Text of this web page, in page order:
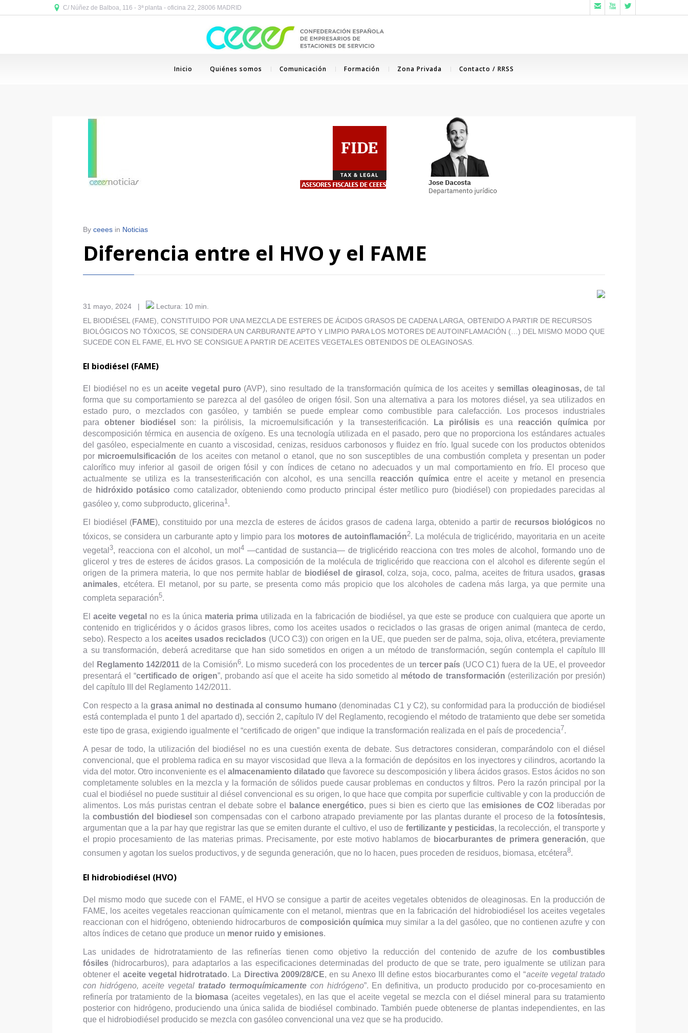
C/ Núñez de Balboa, 116 - 3ª planta - oficina 22, 28006 MADRID   
Inicio Quiénes somos Comunicación Formación Zona Privada Contacto / RRSS
By ceees in Noticias
Diferencia entre el HVO y el FAME
31 mayo, 2024 |
Lectura: 10 min.
EL BIODIÉSEL (FAME), CONSTITUIDO POR UNA MEZCLA DE ESTERES DE ÁCIDOS GRASOS DE CADENA LARGA, OBTENIDO A PARTIR DE RECURSOS
BIOLÓGICOS NO TÓXICOS, SE CONSIDERA UN CARBURANTE APTO Y LIMPIO PARA LOS MOTORES DE AUTOINFLAMACIÓN (…) DEL MISMO MODO QUE
SUCEDE CON EL FAME, EL HVO SE CONSIGUE A PARTIR DE ACEITES VEGETALES OBTENIDOS DE OLEAGINOSAS.
El biodiésel (FAME)
El biodiésel no es unaceite vegetal puro (AVP), sino resultado de la transformación química de los aceites y semillas oleaginosas,de tal
forma que su comportamiento se parezca al del gasóleo de origen fósil. Son una alternativa a para los motores diésel, ya sea utilizados en
estado puro, o mezclados con gasóleo, y también se puede emplear como combustible para calefacción. Los procesos industriales
paraobtener biodiésel son: la pirólisis, la microemulsificación y la transesterificación. La pirólisises una reacción químicapor
descomposición térmica en ausencia de oxígeno. Es una tecnología utilizada en el pasado, pero que no proporciona los estándares actuales
del gasóleo, especialmente en cuanto a viscosidad, cenizas, residuos carbonosos y fluidez en frío. Igual sucede con los productos obtenidos
por microemulsificación de los aceites con metanol o etanol, que no son susceptibles de una combustión completa y presentan un poder
calorífico muy inferior al gasoil de origen fósil y con índices de cetano no adecuados y un mal comportamiento en frío. El proceso que
actualmente se utiliza es la transesterificación con alcohol, es una sencilla reacción químicaentre el aceite y metanol en presencia
de
hidróxido potásico como catalizador, obteniendo como producto principal éster metílico puro (biodiésel) con propiedades parecidas al
gasóleo y, como subproducto, glicerina1.
El biodiésel (FAME), constituido por una mezcla de esteres de ácidos grasos de cadena larga, obtenido a partir de recursos biológicos no
tóxicos, se considera un carburante apto y limpio para los motores de autoinflamación2. La molécula de triglicérido, mayoritaria en un aceite
vegetal 3, reacciona con el alcohol, un mol 4—cantidad de sustancia— de triglicérido reacciona con tres moles de alcohol, formando uno de
glicerol y tres de esteres de ácidos grasos. La composición de la molécula de triglicérido que reacciona con el alcohol es diferente según el
origen de la primera materia, lo que nos permite hablar de biodiésel de girasol , colza, soja, coco, palma, aceites de fritura usados,grasas
animales, etcétera. El metanol, por su parte, se presenta como más propicio que los alcoholes de cadena más larga, ya que permite una
completa separación5.
Elaceite vegetal no es la única materia prima utilizada en la fabricación de biodiésel, ya que este se produce con cualquiera que aporte un
contenido en triglicéridos y o ácidos grasos libres, como los aceites usados o reciclados o las grasas de origen animal (manteca de cerdo,
sebo). Respecto a los aceites usados reciclados (UCO C3)) con origen en la UE, que pueden ser de palma, soja, oliva, etcétera, previamente
a su transformación, deberá acreditarse que han sido sometidos en origen a un método de transformación, según contempla el capítulo III
del
Reglamento 142/2011 de la Comisión6. Lo mismo sucederá con los procedentes de un tercer país (UCO C1) fuera de la UE, el proveedor
presentará el “certificado de origen”, probando así que el aceite ha sido sometido al método de transformación (esterilización por presión)
del capítulo III del Reglamento 142/2011.
Con respecto a la grasa animal no destinada al consumo humano (denominadas C1 y C2), su conformidad para la producción de biodiésel
está contemplada el punto 1 del apartado d), sección 2, capítulo IV del Reglamento, recogiendo el método de tratamiento que debe ser sometida
este tipo de grasa, exigiendo igualmente el “certificado de origen” que indique la transformación realizada en el país de procedencia7.
A pesar de todo, la utilización del biodiésel no es una cuestión exenta de debate. Sus detractores consideran, comparándolo con el diésel
convencional, que el problema radica en su mayor viscosidad que lleva a la formación de depósitos en los inyectores y cilindros, acortando la
vida del motor. Otro inconveniente es el almacenamiento dilatado que favorece su descomposición y libera ácidos grasos. Estos ácidos no son
completamente solubles en la mezcla y la formación de sólidos puede causar problemas en conductos y filtros. Pero la razón principal por la
cual el biodiésel no puede sustituir al diésel convencional es su origen, lo que hace que compita por superficie cultivable y con la producción de
alimentos. Los más puristas centran el debate sobre el
balance energético, pues si bien es cierto que las emisiones de CO2 liberadas por
la combustión del biodiesel son compensadas con el carbono atrapado previamente por las plantas durante el proceso de lafotosíntesis,
argumentan que a la par hay que registrar las que se emiten durante el cultivo, el uso de fertilizante y pesticidas, la recolección, el transporte y
el propio procesamiento de las materias primas. Precisamente, por este motivo hablamos de biocarburantes de primera generación, que
consumen y agotan los suelos productivos, y de segunda generación, que no lo hacen, pues proceden de residuos, biomasa, etcétera8.
El hidrobiodiésel (HVO)
Del mismo modo que sucede con el FAME, el HVO se consigue a partir de aceites vegetales obtenidos de oleaginosas. En la producción de
FAME, los aceites vegetales reaccionan químicamente con el metanol, mientras que en la fabricación del hidrobiodiésel los aceites vegetales
reaccionan con el hidrógeno, obteniendo hidrocarburos de composición química muy similar a la del gasóleo, que no contienen azufre y con
altos índices de cetano que produce un menor ruido y emisiones.
Las unidades de hidrotratamiento de las refinerías tienen como objetivo la reducción del contenido de azufre de los combustibles
fósiles (hidrocarburos), para adaptarlos a las especificaciones determinadas del producto de que se trate, pero igualmente se utilizan para
obtener el aceite vegetal hidrotratado. La Directiva 2009/28/CE, en su Anexo III define estos biocarburantes como el “aceite vegetal tratado
con hidrógeno, aceite vegetal tratado termoquímicamentecon hidrógeno”. En definitiva, un producto producido por co-procesamiento en
refinería por tratamiento de la biomasa (aceites vegetales), en las que el aceite vegetal se mezcla con el diésel mineral para su tratamiento
posterior con hidrógeno, produciendo una única salida de biodiésel combinado. También puede obtenerse de plantas independientes, en las
que el hidrobiodiésel producido se mezcla con gasóleo convencional una vez que se ha producido.